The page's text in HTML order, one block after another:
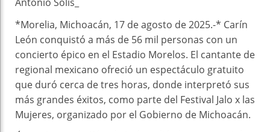
*Morelia, Michoacán, 17 de agosto de 2025.-* Carín
León conquistó a más de 56 mil personas con un
concierto épico en el Estadio Morelos. El cantante de
regional mexicano ofreció un espectáculo gratuito
que duró cerca de tres horas, donde interpretó sus
más grandes éxitos, como parte del Festival Jalo x las
Mujeres, organizado por el Gobierno de Michoacán.